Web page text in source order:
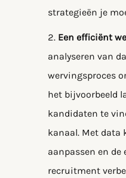
strategieën je
Een efficiënt
analyseren van
wervingsproces
het bijvoorbeeld
kandidaten te
kanaal. Met data
aanpassen en
recruitment